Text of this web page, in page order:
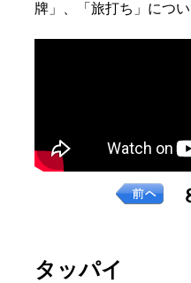
牌」、「旅打ち」につい
タッパイ